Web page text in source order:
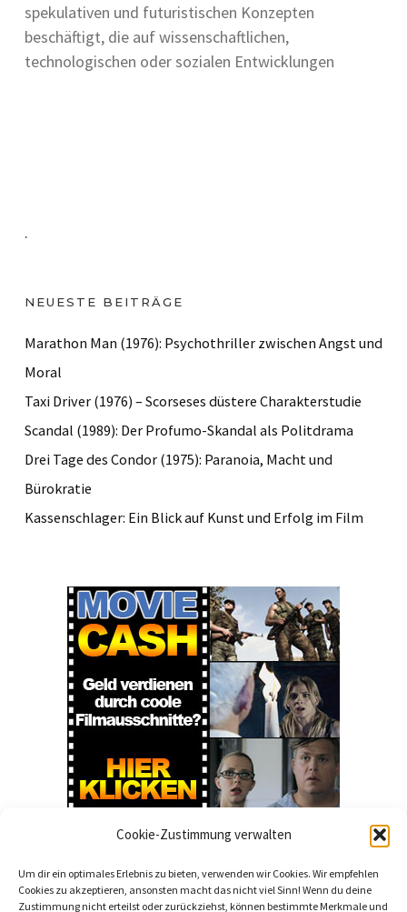
Cookie-Zustimmung verwalten
Um dir ein optimales Erlebnis zu bieten, verwenden wir Cookies. Wir empfehlen
Cookies zu akzeptieren, ansonsten macht das nicht viel Sinn! Wenn du deine
Zustimmung nicht erteilst oder zurückziehst, können bestimmte Merkmale und
spekulativen und futuristischen Konzepten
beschäftigt, die auf wissenschaftlichen,
technologischen oder sozialen Entwicklungen
.
NEUESTE BEITRÄGE
Marathon Man (1976): Psychothriller zwischen Angst und
Moral
Taxi Driver (1976) – Scorseses düstere Charakterstudie
Scandal (1989): Der Profumo-Skandal als Politdrama
Drei Tage des Condor (1975): Paranoia, Macht und
Bürokratie
Kassenschlager: Ein Blick auf Kunst und Erfolg im Film